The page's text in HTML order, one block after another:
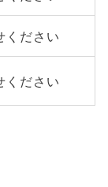
ください
ください